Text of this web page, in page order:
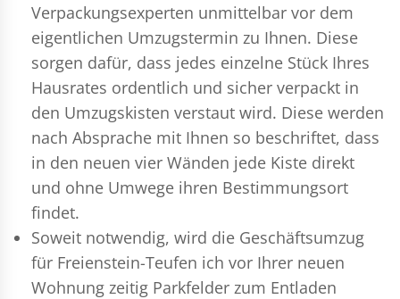
Verpackungsexperten unmittelbar vor dem
eigentlichen Umzugstermin zu Ihnen. Diese
sorgen dafür, dass jedes einzelne Stück Ihres
Hausrates ordentlich und sicher verpackt in
den Umzugskisten verstaut wird. Diese werden
nach Absprache mit Ihnen so beschriftet, dass
in den neuen vier Wänden jede Kiste direkt
und ohne Umwege ihren Bestimmungsort
findet.
Soweit notwendig, wird die Geschäftsumzug
für Freienstein-Teufen ich vor Ihrer neuen
Wohnung zeitig Parkfelder zum Entladen